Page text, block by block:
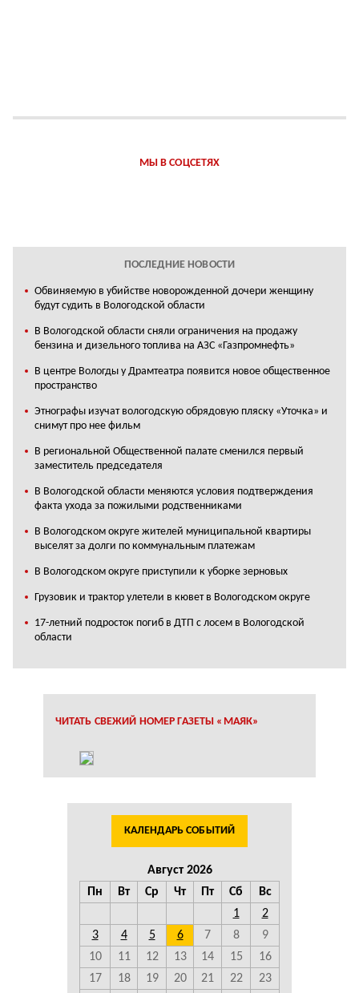
МЫ В СОЦСЕТЯХ
ПОСЛЕДНИЕ НОВОСТИ
Обвиняемую в убийстве новорожденной дочери женщину
будут судить в Вологодской области
В Вологодской области сняли ограничения на продажу
бензина и дизельного топлива на АЗС «Газпромнефть»
В центре Вологды у Драмтеатра появится новое общественное
пространство
Этнографы изучат вологодскую обрядовую пляску «Уточка» и
снимут про нее фильм
В региональной Общественной палате сменился первый
заместитель председателя
В Вологодской области меняются условия подтверждения
факта ухода за пожилыми родственниками
В Вологодском округе жителей муниципальной квартиры
выселят за долги по коммунальным платежам
В Вологодском округе приступили к уборке зерновых
Грузовик и трактор улетели в кювет в Вологодском округе
17-летний подросток погиб в ДТП с лосем в Вологодской
области
ЧИТАТЬ СВЕЖИЙ НОМЕР ГАЗЕТЫ «МАЯК»
КАЛЕНДАРЬ СОБЫТИЙ
Август 2026
Пн
Вт Ср Чт Пт Сб
Вс
1
2
3
4 5 6 7 8
9
10
11 12 13 14 15
16
17
18 19 20 21 22 23